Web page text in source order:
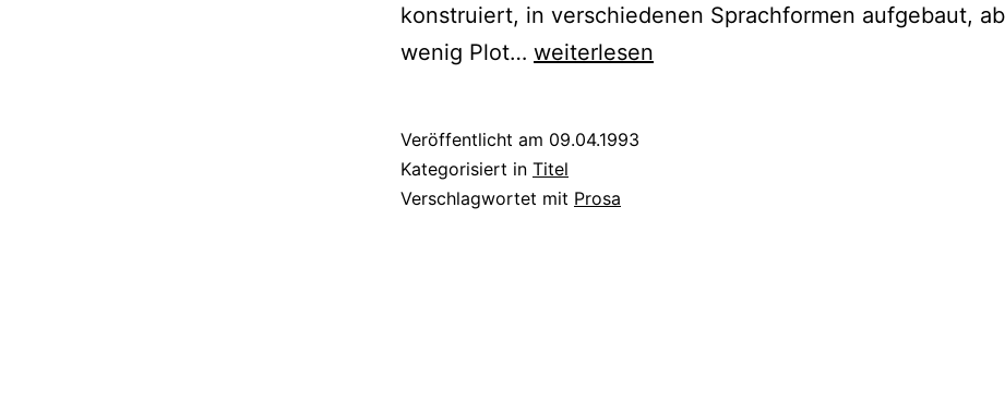
konstruiert, in verschiedenen Sprachformen aufgebaut,
wenig Plot… Magdalena
Olga
weiterlesen
Veröffentlicht am 09.04.1993
Kategorisiert in Titel
Verschlagwortet mit Prosa